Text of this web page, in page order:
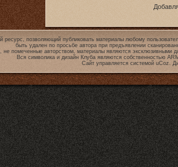
ресурс, позволяющий публиковать материалы любому
быть удален по просьбе автора при предъявлении
не помеченные авторством, материалы являются эксклюзивными
Вся символика и дизайн Клуба являются собственностью
Сайт управляется системой uCoz.